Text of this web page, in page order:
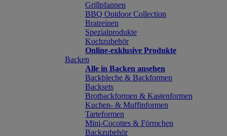
Grillpfannen
BBQ Outdoor Collection
Bratreinen
Spezialprodukte
Kochzubehör
Online-exklusive Produkte
Backen
Alle in Backen ansehen
Backbleche & Backformen
Backsets
Brotbackformen & Kastenformen
Kuchen- & Muffinformen
Tarteformen
Mini-Cocottes & Förmchen
Backzubehör